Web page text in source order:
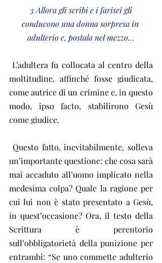
conducono una donna sorpresa in
adulterio e, postala nel mezzo…
L’adultera fu collocata al centro della
moltitudine, affinché fosse giudicata,
come autrice di un crimine e, in questo
modo, ipso facto, stabilirono Gesù
come giudice.
un’importante questione: che cosa sarà
mai accaduto all’uomo implicato nella
medesima colpa? Quale la ragione per
cui lui non è stato presentato a Gesù,
in quest’occasione? Ora, il testo della
Scrittura è perentorio
sull’obbligatorietà della punizione per
entrambi: “Se uno commette adulterio